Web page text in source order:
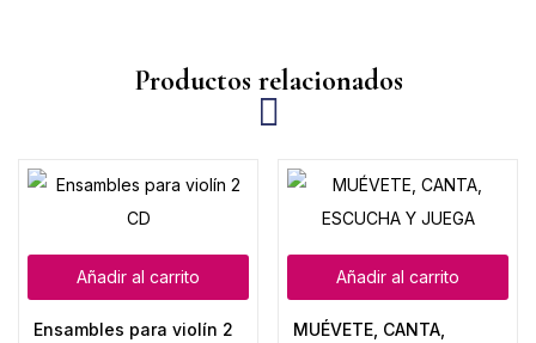
Productos relacionados
Añadir al carrito
Ensambles para violín 2
Añadir al carrito
MUÉVETE, CANTA,